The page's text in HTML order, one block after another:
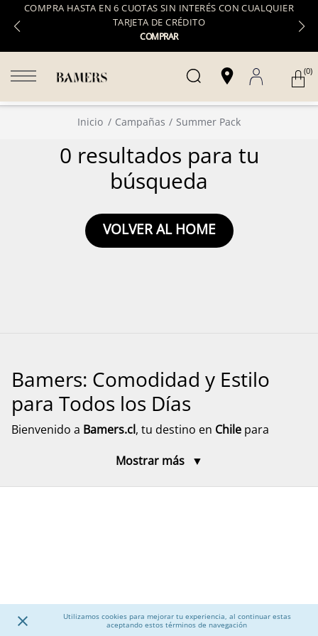
COMPRA HASTA EN 6 CUOTAS SIN INTERÉS CON CUALQUIER
TARJETA DE CRÉDITO
COMPRAR
Utilizamos cookies para mejorar tu experiencia, al continuar estas
aceptando estos términos de navegación
(0)
Inicio Campañas Summer Pack
0 resultados para tu
búsqueda
VOLVER AL HOME
Bamers: Comodidad y Estilo
para Todos los Días
Bienvenido a Bamers.cl, tu destino en Chile para
toda la familia. Aquí encontrarás modelos pensados
Calzado para Mujer
Descubre una amplia selección decalzado para mujer
Mostrar más